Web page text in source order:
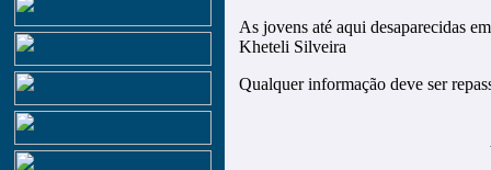
As jovens até aqui desaparecidas
Kheteli Silveira
Qualquer informação deve ser